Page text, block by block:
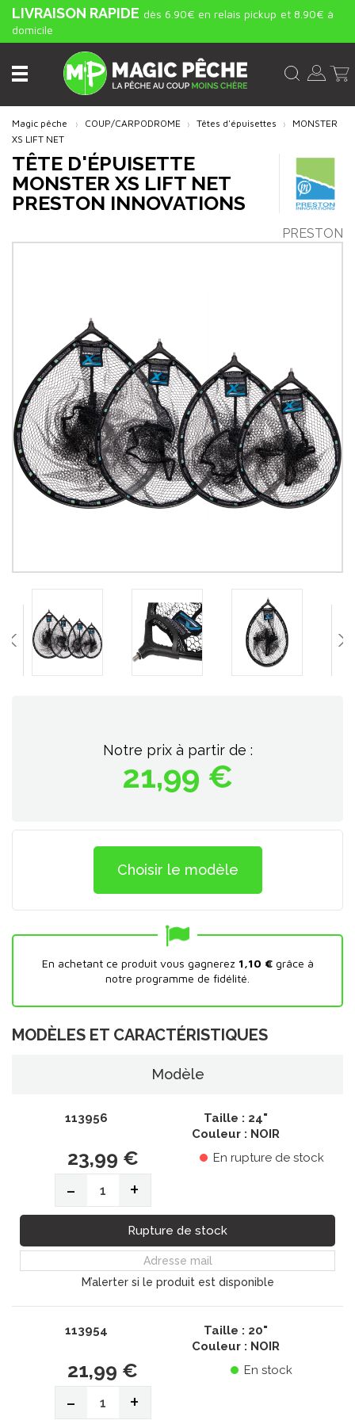
LIVRAISON RAPIDE dès 6.90€ en relais pickup et 8.90€ à
domicile
Magic pêche COUP/CARPODROME Têtes d'épuisettes
MONSTER
XS LIFT NET
TÊTE D'ÉPUISETTE
MONSTER XS LIFT NET
PRESTON INNOVATIONS
PRESTON
Notre prix à partir de :
21,99 €
Choisir le modèle
En achetant ce produit vous gagnerez 1,10 €grâce à
notre programme de fidélité.
MODÈLES ET CARACTÉRISTIQUES
Modèle
113956
Taille : 24"
Couleur : NOIR
En rupture de stock
23,99 €
- +
Rupture de stock
M’alerter si le produit est disponible
113954
Taille : 20"
Couleur : NOIR
En stock
21,99 €
- +